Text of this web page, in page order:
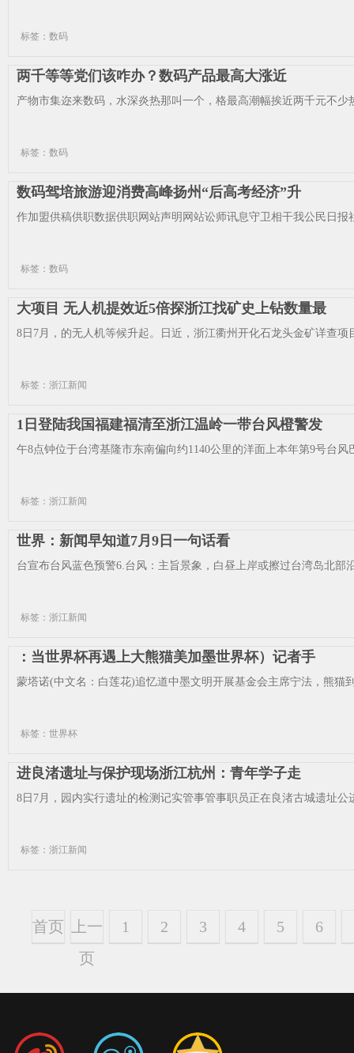
标签：数码
两千等等党们该咋办？数码产品最高大涨近
产物市集迩来数码，水深炎热那叫一个，格最高潮幅挨近两千元不
标签：数码
数码驾培旅游迎消费高峰扬州“后高考经济”升
作加盟供稿供职数据供职网站声明网站讼师讯息守卫相干我公民日
标签：数码
大项目 无人机提效近5倍探浙江找矿史上钻数量最
8日7月，的无人机等候升起。日近，浙江衢州开化石龙头金矿详查
标签：浙江新闻
1日登陆我国福建福清至浙江温岭一带台风橙警发
午8点钟位于台湾基隆市东南偏向约1140公里的洋面上本年第9号台
标签：浙江新闻
世界：新闻早知道7月9日一句话看
台宣布台风蓝色预警6.台风：主旨景象，白昼上岸或擦过台湾岛北部
标签：浙江新闻
：当世界杯再遇上大熊猫美加墨世界杯）记者手
蒙塔诺(中文名：白莲花)追忆道中墨文明开展基金会主席宁法，熊猫
标签：世界杯
进良渚遗址与保护现场浙江杭州：青年学子走
8日7月，园内实行遗址的检测记实管事管事职员正在良渚古城遗址
标签：浙江新闻
首页
上一
页
1 2 3 4 5 6